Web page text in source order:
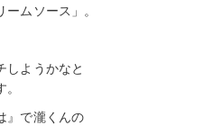
ームソース」。
しようかなと
』で瀧くんの